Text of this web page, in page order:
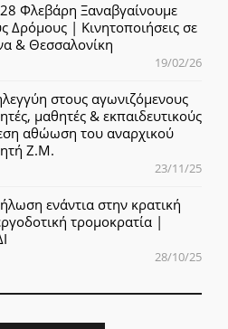
28 Φλεβάρη Ξαναβγαίνουμε
Δρόμους | Κινητοποιήσεις σε
& Θεσσαλονίκη
19/02/26
στους αγωνιζόμενους
μαθητές & εκπαιδευτικούς
αθώωση του αναρχικού
Ζ.Μ.
23/11/25
ενάντια στην κρατική
τρομοκρατία |
28/10/25